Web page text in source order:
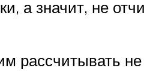
а значит, не
рассчитывать не